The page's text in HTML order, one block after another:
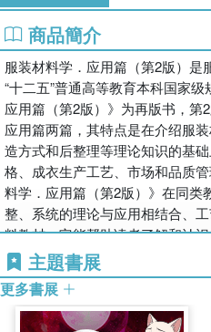
商品簡介
服装材料学．应用篇（第2版）是
“十二五”普通高等教育本科国家
应用篇（第2版）》为再版书，第
应用篇两篇，其特点是在介绍服
造方式和后整理等理论知识的基
格、成衣生产工艺、市场和品质
料学．应用篇（第2版）》在同类
整、系统的理论与应用相结合、
料教材。它能帮助读者了解和认
的能力。《服装材料学．应用篇
装专业基础教材，也可作为服装
参考书。
主題書展
更多書展